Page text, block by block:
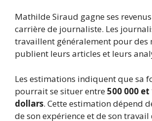
Mathilde Siraud gagne ses
carrière de journaliste. Les
travaillent généralement pour des
publient leurs articles et leurs
Les estimations indiquent que sa
pourrait se situer entre500 000
dollars. Cette estimation dépend
de son expérience et de son travail